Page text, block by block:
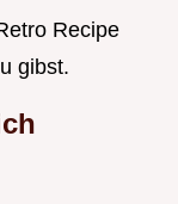
Recipe
gibst.